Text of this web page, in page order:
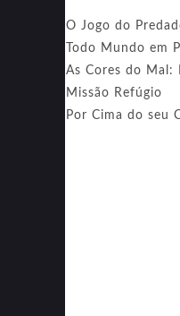
O Jogo do
Todo Mundo em
As Cores do Mal:
Missão Refúgio
Por Cima do seu